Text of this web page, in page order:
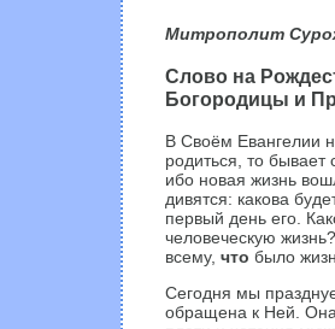
Митрополит
Слово на
Богородицы и
В Своём Евангелии
родиться, то бывает
ибо новая жизнь
дивятся: какова
первый день его.
человеческую
всему, что было
Сегодня мы
обращена к Ней. Она